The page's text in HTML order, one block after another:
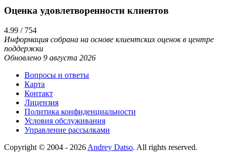
Оценка удовлетворенности клиентов
4.99 / 754
Информация собрана на основе клиентских оценок в центре
поддержки
Обновлено 9 августа 2026
Вопросы и ответы
Карта
Контакт
Лицензия
Политика конфиденциальности
Условия обслуживания
Управление рассылками
Copyright © 2004 - 2026 Andrey Datso. All rights reserved.